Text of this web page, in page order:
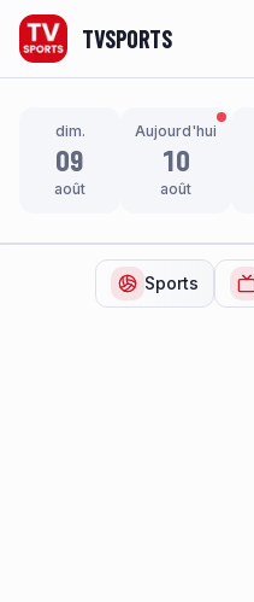
TVSPORTS
dim.
09
août
Aujourd'hui
10
août
Sports